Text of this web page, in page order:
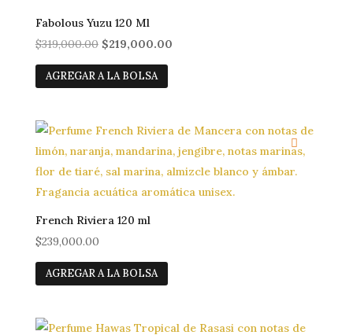
Fabolous Yuzu 120 Ml
$319,000.00 El
precio
original
$319,000.00.
$219,000.00El
$219,000.00.
AGREGAR A LA BOLSA
French Riviera 120 ml
$239,000.00
AGREGAR A LA BOLSA